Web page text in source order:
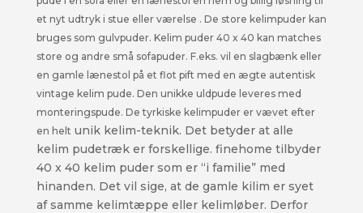
et nyt udtryk i stue eller værelse . De store kelimpuder kan
bruges som gulvpuder. Kelim puder 40 x 40 kan matches
store og andre små sofapuder. F.eks. vil en slagbænk eller
en gamle lænestol på et flot pift med en ægte autentisk
vintage kelim pude. Den unikke uldpude leveres med
monteringspude. De tyrkiske kelimpuder er vævet efter
en helt unik kelim-teknik. Det betyder at alle
kelim pudetræk er forskellige. finehome tilbyder
40 x 40 kelim puder som er “i familie” med
hinanden. Det vil sige, at de gamle kilim er syet
af samme kelimtæppe eller kelimløber. Derfor